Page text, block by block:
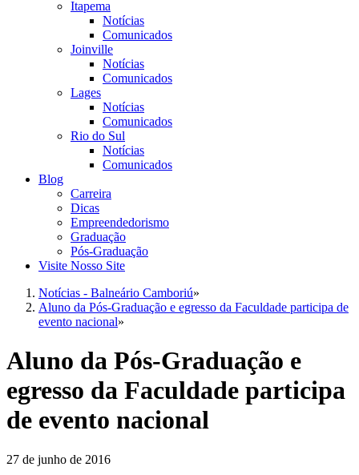
Itapema
Notícias
Comunicados
Joinville
Notícias
Comunicados
Lages
Notícias
Comunicados
Rio do Sul
Notícias
Comunicados
Blog
Carreira
Dicas
Empreendedorismo
Graduação
Pós-Graduação
Visite Nosso Site
Notícias - Balneário Camboriú»
Aluno da Pós-Graduação e egresso da Faculdade participa de
evento nacional»
Aluno da Pós-Graduação e
egresso da Faculdade participa
de evento nacional
27 de junho de 2016